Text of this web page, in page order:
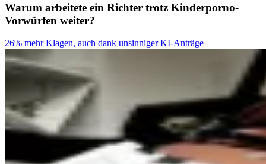
Warum arbeitete ein Richter trotz Kinderporno-
Vorwürfen weiter?
26% mehr Klagen, auch dank unsinniger KI-Anträge